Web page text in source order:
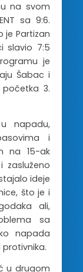
na svom
sa 9:6.
je Partizan
slavio 7:5
je
Šabac i
3.
napadu,
i
na 15-ak
ideje
što je i
ali,
sa
napada
protivnika.
u drugom